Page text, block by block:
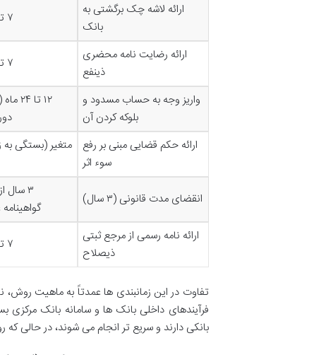
ارائه لاشه چک برگشتی به
بانک
۷ تا ۱۰ روز کاری
ارائه رضایت نامه محضری
ذینفع
۷ تا ۱۰ روز کاری
واریز وجه به حساب مسدود و
بلوکه کردن آن
۱۲ تا
ارائه حکم قضایی مبنی بر رفع
سوء اثر
متغیر (بستگی
انقضای مدت قانونی (۳ سال)
۳ سال
ارائه نامه رسمی از مرجع ثبتی
ذیصلاح
۷ تا ۱۰ روز کاری
تفاوت در این زمانبندی ها عمدتاً به ماهیت روش،
فرآیندهای داخلی بانک ها و سامانه بانک
بانکی دارند و سریع تر انجام می شوند، در حالی